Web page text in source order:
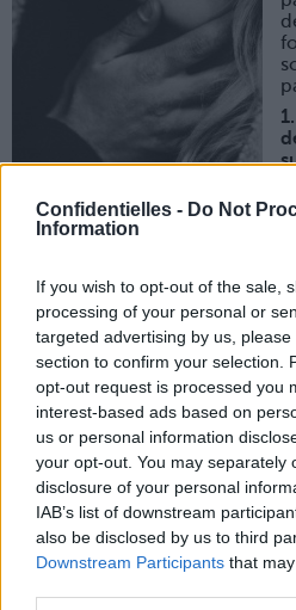
Confidentielles - Do Not
Information
If you wish to opt-out of the sale,
processing of your personal or
targeted advertising by us,
section to confirm your selection.
opt-out request is processed you
interest-based ads based on
us or personal information
your opt-out. You may separately
disclosure of your personal
IAB’s list of downstream
also be disclosed by us to third
Downstream Participants that
grands remèdes. Vous voulez
Valentin ? Hop, on dégaine le t-
on l’agite sous le nez des
(hé oh, on n’a pas dit qu’on
non plus !). Si y’en a pas un
message…
2. Inventer le parfum « pizza-
La seule et unique fragrance la
hommes : celle de la pizza,
bien entendu. Du coup,
Sephora du coin, il ne vous
deux temps trois mouvements
une poignée de saucisson
et on ajoute une bonne dose
parfum tienne parfaitement sur
là-dedans !). Ensuite, on n’a
ses poignets, et tenter une